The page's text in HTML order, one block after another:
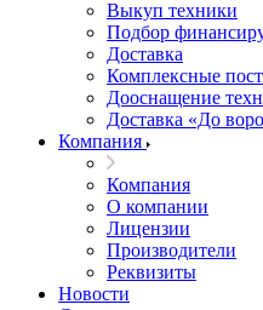
Выкуп техники
Подбор
Доставка
Комплексные
Дооснащение
Доставка «До
Компания
Компания
О компании
Лицензии
Производители
Реквизиты
Новости